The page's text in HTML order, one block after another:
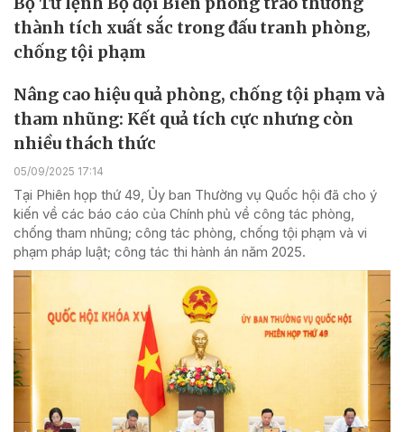
thành tích xuất sắc trong đấu tranh phòng,
chống tội phạm
Nâng cao hiệu quả phòng, chống tội phạm và
tham nhũng: Kết quả tích cực nhưng còn
nhiều thách thức
05/09/2025 17:14
Tại Phiên họp thứ 49, Ủy ban Thường vụ Quốc hội đã cho ý
kiến về các báo cáo của Chính phủ về công tác phòng,
chống tham nhũng; công tác phòng, chống tội phạm và vi
phạm pháp luật; công tác thi hành án năm 2025.